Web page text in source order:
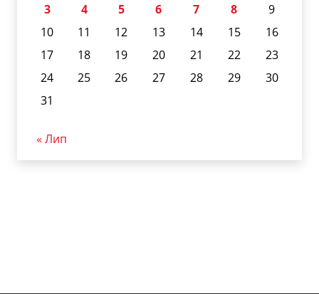
3
4 5 6 7 8
9
10
11 12 13 14 15
16
17
18 19 20 21 22
23
24
25 26 27 28 29
30
31
« Лип